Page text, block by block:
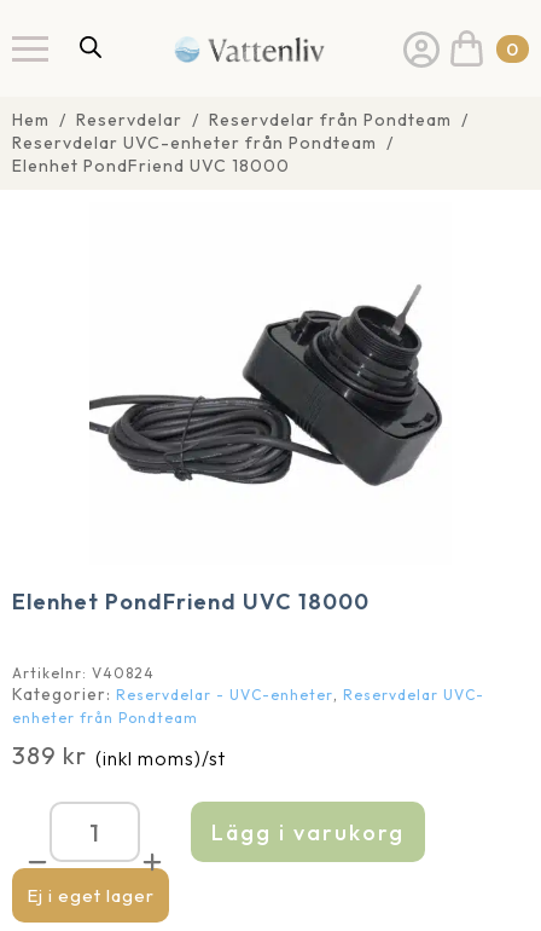
0
Hem Reservdelar
Reservdelar från Pondteam
Reservdelar UVC-enheter från Pondteam
Elenhet PondFriend UVC 18000
Elenhet PondFriend UVC 18000
Artikelnr: V40824
Kategorier: Reservdelar - UVC-enheter, Reservdelar UVC-
enheter från Pondteam
389 kr (inkl moms)/st
Ej i eget lager
Elenhet
PondFriend
UVC
18000
mängd
Lägg i varukorg